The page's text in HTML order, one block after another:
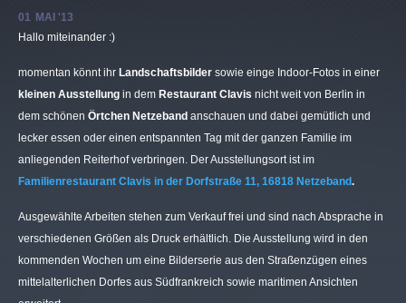
01 MAI '13
Hallo miteinander :)
momentan könnt ihr Landschaftsbilder sowie einge Indoor-Fotos in einer
kleinen Ausstellung in dem Restaurant Clavis nicht weit von Berlin in
dem schönen Örtchen Netzeband anschauen und dabei gemütlich und
lecker essen oder einen entspannten Tag mit der ganzen Familie im
anliegenden Reiterhof verbringen. Der Ausstellungsort ist im
Familienrestaurant Clavis in der Dorfstraße 11, 16818 Netzeband.
Ausgewählte Arbeiten stehen zum Verkauf frei und sind nach Absprache in
verschiedenen Größen als Druck erhältlich. Die Ausstellung wird in den
kommenden Wochen um eine Bilderserie aus den Straßenzügen eines
mittelalterlichen Dorfes aus Südfrankreich sowie maritimen Ansichten